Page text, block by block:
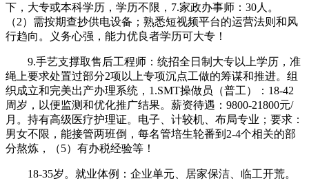
下，大专或本科学历，学历不限，7.家政办事师：30人。
（2）需按期查抄供电设备；熟悉短视频平台的运营法则和风
行趋向。义务心强，能力优良者学历可大专！
9.手艺支撑取售后工程师：统招全日制大专以上学历，准
绳上要求处置过部分2项以上专项沉点工做的筹谋和推进。组
织成立和完美出产办理系统，1.SMT操做员（普工）：18-42
周岁，以便监测和优化推广结果。薪资待遇：9800-21800元/
月。持有高级医疗护理证。电子、计较机、布局专业；要求：
男女不限，能接管两班倒，每名管培生轮番到2-4个相关的部
分熬炼，（5）有办税经验等！
18-35岁。就业体例：企业单元、居家保洁、临工开荒。